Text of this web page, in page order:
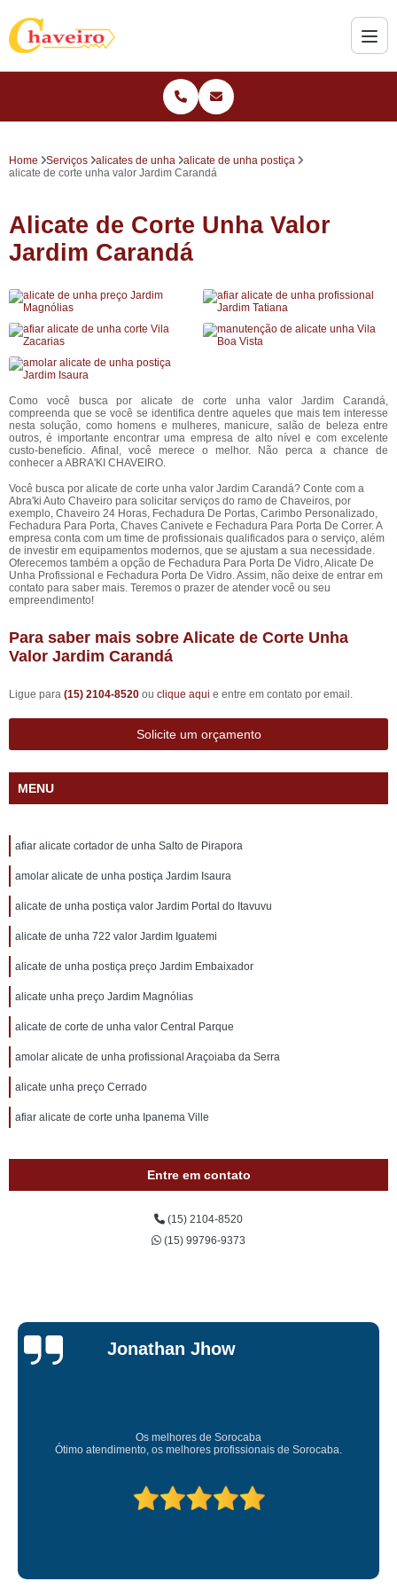
Home Serviços alicates de unha
alicate de unha postiça
alicate de corte unha valor Jardim Carandá
Alicate de Corte Unha Valor
Jardim Carandá
Como você busca por alicate de corte unha valor Jardim Carandá,
compreenda que se você se identifica dentre aqueles que mais tem interesse
nesta solução, como homens e mulheres, manicure, salão de beleza entre
outros, é importante encontrar uma empresa de alto nível e com excelente
custo-benefício. Afinal, você merece o melhor. Não perca a chance de
conhecer a ABRA'KI CHAVEIRO.
Você busca por alicate de corte unha valor Jardim Carandá? Conte com a
Abra'ki Auto Chaveiro para solicitar serviços do ramo de Chaveiros, por
exemplo, Chaveiro 24 Horas, Fechadura De Portas, Carimbo Personalizado,
Fechadura Para Porta, Chaves Canivete e Fechadura Para Porta De Correr. A
empresa conta com um time de profissionais qualificados para o serviço, além
de investir em equipamentos modernos, que se ajustam a sua necessidade.
Oferecemos também a opção de Fechadura Para Porta De Vidro, Alicate De
Unha Profissional e Fechadura Porta De Vidro. Assim, não deixe de entrar em
contato para saber mais. Teremos o prazer de atender você ou seu
empreendimento!
Para saber mais sobre Alicate de Corte Unha
Valor Jardim Carandá
Ligue para (15) 2104-8520 ou clique aqui e entre em contato por email.
Solicite um orçamento
MENU
afiar alicate cortador de unha Salto de Pirapora
amolar alicate de unha postiça Jardim Isaura
alicate de unha postiça valor Jardim Portal do Itavuvu
alicate de unha 722 valor Jardim Iguatemi
alicate de unha postiça preço Jardim Embaixador
alicate unha preço Jardim Magnólias
alicate de corte de unha valor Central Parque
amolar alicate de unha profissional Araçoiaba da Serra
alicate unha preço Cerrado
afiar alicate de corte unha Ipanema Ville
Entre em contato
(15) 2104-8520
(15) 99796-9373
Jhow
profissionais de Sorocaba.
Amei o atendimento. Preco
Deixou o meu bem